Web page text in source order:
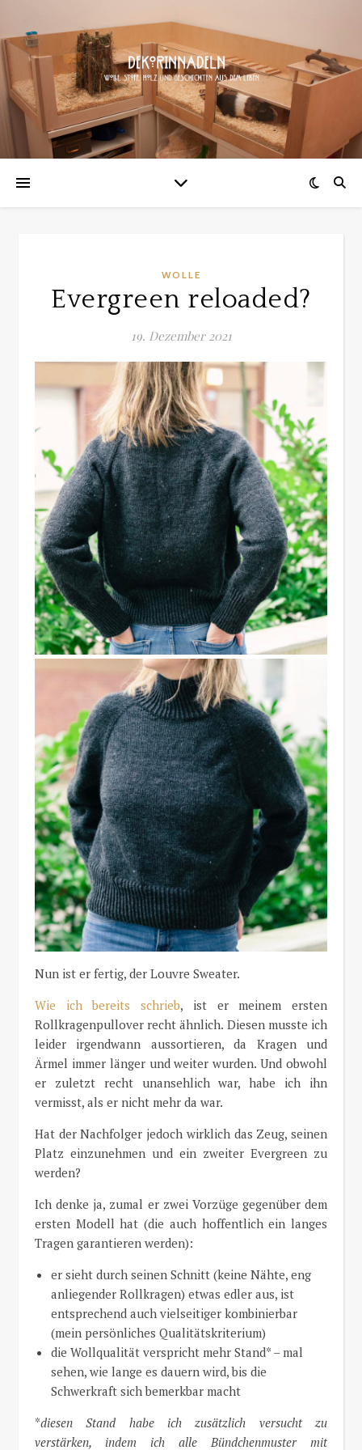
WOLLE
Evergreen reloaded?
19. Dezember 2021
Nun ist er fertig, der Louvre Sweater.
Wie ich bereits schrieb, ist er meinem ersten
Rollkragenpullover recht ähnlich. Diesen musste ich
leider irgendwann aussortieren, da Kragen und
Ärmel immer länger und weiter wurden. Und obwohl
er zuletzt recht unansehlich war, habe ich ihn
vermisst, als er nicht mehr da war.
Hat der Nachfolger jedoch wirklich das Zeug, seinen
Platz einzunehmen und ein zweiter Evergreen zu
werden?
Ich denke ja, zumal er zwei Vorzüge gegenüber dem
ersten Modell hat (die auch hoffentlich ein langes
Tragen garantieren werden):
er sieht durch seinen Schnitt (keine Nähte, eng
anliegender Rollkragen) etwas edler aus, ist
entsprechend auch vielseitiger kombinierbar
(mein persönliches Qualitätskriterium)
die Wollqualität verspricht mehr Stand* – mal
sehen, wie lange es dauern wird, bis die
Schwerkraft sich bemerkbar macht
*diesen Stand habe ich zusätzlich versucht zu
verstärken, indem ich alle Bündchenmuster mit